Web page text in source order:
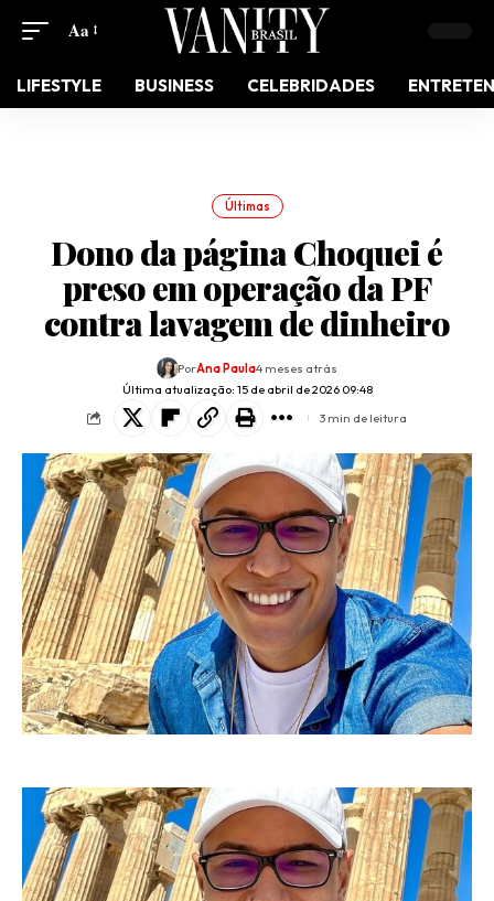
Aa
LIFESTYLE BUSINESS CELEBRIDADES
Últimas
Dono da página Choquei é
preso em operação da PF
contra lavagem de dinheiro
Última atualização: 15 de abril de 2026 09:48
PorAna Paula4 meses atrás
3 min de leitura